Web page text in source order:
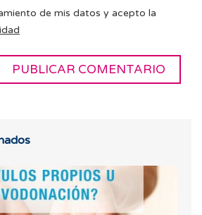
de mis datos y acepto la